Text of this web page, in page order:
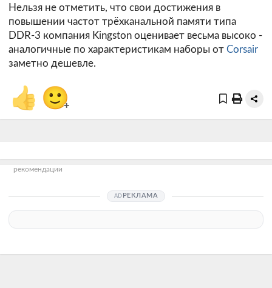
Нельзя не отметить, что свои достижения в
повышении частот трёхканальной памяти типа
DDR-3 компания Kingston оценивает весьма высоко -
аналогичные по характеристикам наборы от Corsair
заметно дешевле.
👍 🙂+
рекомендации
РЕКЛАМА